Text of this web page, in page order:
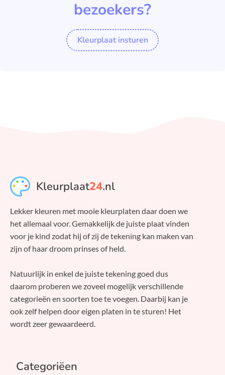
bezoekers?
Kleurplaat insturen
Kleurplaat24.nl
Lekker kleuren met mooie kleurplaten daar doen we
het allemaal voor. Gemakkelijk de juiste plaat vinden
voor je kind zodat hij of zij de tekening kan maken van
zijn of haar droom prinses of held.
Natuurlijk in enkel de juiste tekening goed dus
daarom proberen we zoveel mogelijk verschillende
categorieën en soorten toe te voegen. Daarbij kan je
ook zelf helpen door eigen platen in te sturen! Het
wordt zeer gewaardeerd.
Categoriëen